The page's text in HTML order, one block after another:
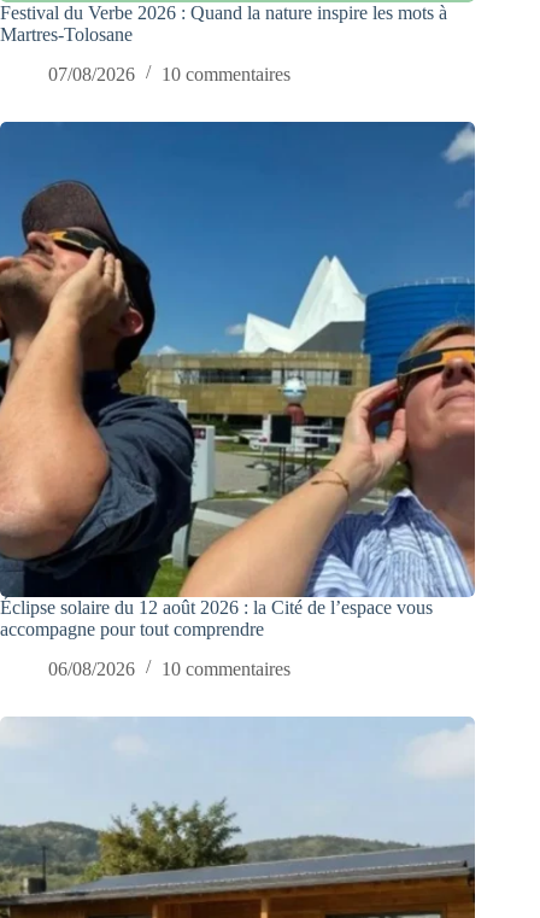
Festival du Verbe 2026 : Quand la nature inspire les mots à
Martres-Tolosane
07/08/2026
10 commentaires
Éclipse solaire du 12 août 2026 : la Cité de l’espace vous
accompagne pour tout comprendre
06/08/2026
10 commentaires